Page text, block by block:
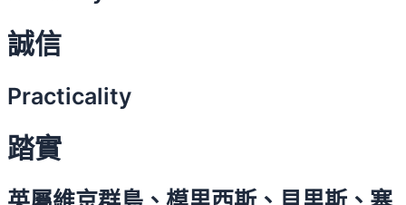
誠信
Practicality
踏實